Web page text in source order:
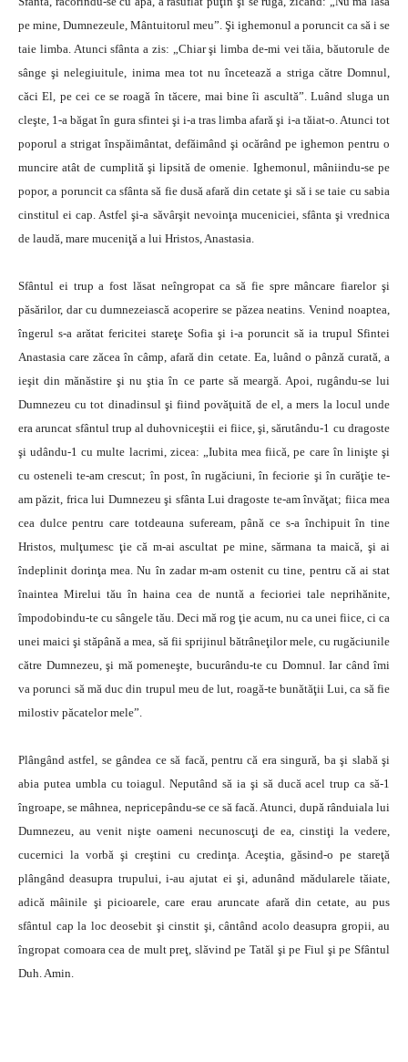
pe mine, Dumnezeule, Mântuitorul meu”. Şi ighemonul a poruncit ca să i se
taie limba. Atunci sfânta a zis: „Chiar şi limba de-mi vei tăia, băutorule de
sânge şi nelegiuitule, inima mea tot nu încetează a striga către Domnul,
căci El, pe cei ce se roagă în tăcere, mai bine îi ascultă”. Luând sluga un
cleşte, 1-a băgat în gura sfintei şi i-a tras limba afară şi i-a tăiat-o. Atunci tot
poporul a strigat înspăimântat, defăimând şi ocărând pe ighemon pentru o
muncire atât de cumplită şi lipsită de omenie. Ighemonul, mâniindu-se pe
popor, a poruncit ca sfânta să fie dusă afară din cetate şi să i se taie cu sabia
cinstitul ei cap. Astfel şi-a săvârşit nevoinţa muceniciei, sfânta şi vrednica
de laudă, mare muceniţă a lui Hristos, Anastasia.
Sfântul ei trup a fost lăsat neîngropat ca să fie spre mâncare fiarelor şi
păsărilor, dar cu dumnezeiască acoperire se păzea neatins. Venind noaptea,
îngerul s-a arătat fericitei stareţe Sofia şi i-a poruncit să ia trupul Sfintei
Anastasia care zăcea în câmp, afară din cetate. Ea, luând o pânză curată, a
ieşit din mănăstire şi nu ştia în ce parte să meargă. Apoi, rugându-se lui
Dumnezeu cu tot dinadinsul şi fiind povăţuită de el, a mers la locul unde
era aruncat sfântul trup al duhovniceştii ei fiice, şi, sărutându-1 cu dragoste
şi udându-1 cu multe lacrimi, zicea: „Iubita mea fiică, pe care în linişte şi
cu osteneli te-am crescut; în post, în rugăciuni, în feciorie şi în curăţie te-
am păzit, frica lui Dumnezeu şi sfânta Lui dragoste te-am învăţat; fiica mea
cea dulce pentru care totdeauna sufeream, până ce s-a închipuit în tine
Hristos, mulţumesc ţie că m-ai ascultat pe mine, sărmana ta maică, şi ai
îndeplinit dorinţa mea. Nu în zadar m-am ostenit cu tine, pentru că ai stat
înaintea Mirelui tău în haina cea de nuntă a fecioriei tale neprihănite,
împodobindu-te cu sângele tău. Deci mă rog ţie acum, nu ca unei fiice, ci ca
unei maici şi stăpână a mea, să fii sprijinul bătrâneţilor mele, cu rugăciunile
către Dumnezeu, şi mă pomeneşte, bucurându-te cu Domnul. Iar când îmi
va porunci să mă duc din trupul meu de lut, roagă-te bunătăţii Lui, ca să fie
milostiv păcatelor mele”.
Plângând astfel, se gândea ce să facă, pentru că era singură, ba şi slabă şi
abia putea umbla cu toiagul. Neputând să ia şi să ducă acel trup ca să-1
îngroape, se mâhnea, nepricepându-se ce să facă. Atunci, după rânduiala lui
Dumnezeu, au venit nişte oameni necunoscuţi de ea, cinstiţi la vedere,
cucernici la vorbă şi creştini cu credinţa. Aceştia, găsind-o pe stareţă
plângând deasupra trupului, i-au ajutat ei şi, adunând mădularele tăiate,
adică mâinile şi picioarele, care erau aruncate afară din cetate, au pus
sfântul cap la loc deosebit şi cinstit şi, cântând acolo deasupra gropii, au
îngropat comoara cea de mult preţ, slăvind pe Tatăl şi pe Fiul şi pe Sfântul
Duh. Amin.